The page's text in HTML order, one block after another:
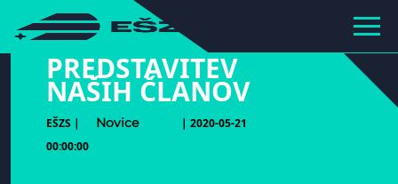
hihiiiiiiiiiii
PREDSTAVITEV
NAŠIH ČLANOV
EŠZS | Novice
| 2020-05-21
00:00:00